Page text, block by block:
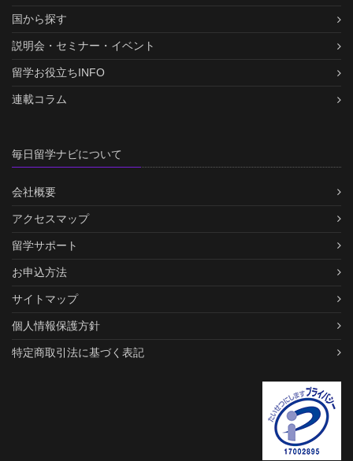
国から探す
説明会・セミナー・イベント
留学お役立ちINFO
連載コラム
毎日留学ナビについて
会社概要
アクセスマップ
留学サポート
お申込方法
サイトマップ
個人情報保護方針
特定商取引法に基づく表記